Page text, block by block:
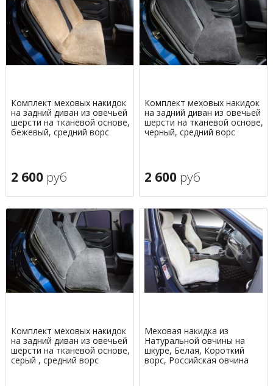
Комплект меховых накидок
на задний диван из овечьей
шерсти на тканевой основе,
бежевый, средний ворс
2 600 руб
Комплект меховых накидок
на задний диван из овечьей
шерсти на тканевой основе,
черный, средний ворс
2 600 руб
Комплект меховых накидок
на задний диван из овечьей
шерсти на тканевой основе,
серый , средний ворс
Меховая накидка из
Натуральной овчины на
шкуре, Белая, Короткий
ворс, Российская овчина